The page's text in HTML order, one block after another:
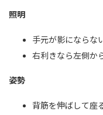
照明
手元が影にならな
右利きなら左側か
姿勢
背筋を伸ばして座